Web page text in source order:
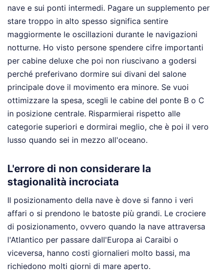
nave e sui ponti intermedi. Pagare un supplemento per
stare troppo in alto spesso significa sentire
maggiormente le oscillazioni durante le navigazioni
notturne. Ho visto persone spendere cifre importanti
per cabine deluxe che poi non riuscivano a godersi
perché preferivano dormire sui divani del salone
principale dove il movimento era minore. Se vuoi
ottimizzare la spesa, scegli le cabine del ponte B o C
in posizione centrale. Risparmierai rispetto alle
categorie superiori e dormirai meglio, che è poi il vero
lusso quando sei in mezzo all'oceano.
L'errore di non considerare la
stagionalità incrociata
Il posizionamento della nave è dove si fanno i veri
affari o si prendono le batoste più grandi. Le crociere
di posizionamento, ovvero quando la nave attraversa
l'Atlantico per passare dall'Europa ai Caraibi o
viceversa, hanno costi giornalieri molto bassi, ma
richiedono molti giorni di mare aperto.